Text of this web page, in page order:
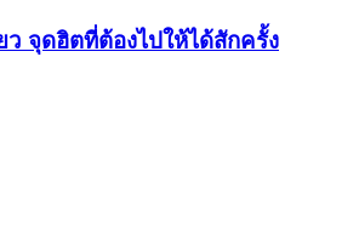
ว จุดฮิตที่ต้องไปให้ได้สักครั้ง